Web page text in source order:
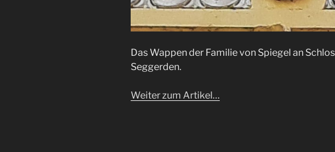
Das Wappen der Familie von Spiegel an
Seggerden.
Weiter zum Artikel…